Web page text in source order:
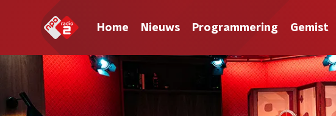
Home Nieuws Programmering Gemist